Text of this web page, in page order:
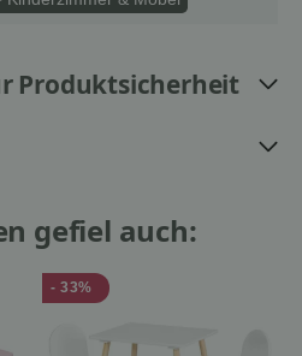
Produktsicherheit
gefiel auch:
- 33%